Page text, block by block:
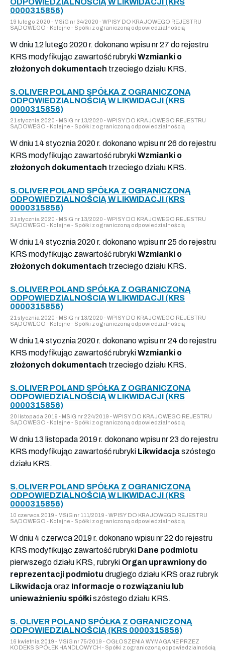
0000315856)
19 lutego 2020 - MSiG nr 34/2020 - WPISY DO KRAJOWEGO REJESTRU
SĄDOWEGO - Kolejne - Spółki z ograniczoną odpowiedzialnością
W dniu 12 lutego 2020 r. dokonano wpisu nr 27 do rejestru
KRS modyfikując zawartość rubrykiWzmianki o
złożonych dokumentach trzeciego działu KRS.
S.OLIVER POLAND SPÓŁKA Z OGRANICZONĄ
ODPOWIEDZIALNOŚCIĄ W LIKWIDACJI (KRS
0000315856)
21 stycznia 2020 - MSiG nr 13/2020 - WPISY DO KRAJOWEGO REJESTRU
SĄDOWEGO - Kolejne - Spółki z ograniczoną odpowiedzialnością
W dniu 14 stycznia 2020 r. dokonano wpisu nr 26 do rejestru
KRS modyfikując zawartość rubrykiWzmianki o
złożonych dokumentach trzeciego działu KRS.
S.OLIVER POLAND SPÓŁKA Z OGRANICZONĄ
ODPOWIEDZIALNOŚCIĄ W LIKWIDACJI (KRS
0000315856)
21 stycznia 2020 - MSiG nr 13/2020 - WPISY DO KRAJOWEGO REJESTRU
SĄDOWEGO - Kolejne - Spółki z ograniczoną odpowiedzialnością
W dniu 14 stycznia 2020 r. dokonano wpisu nr 25 do rejestru
KRS modyfikując zawartość rubrykiWzmianki o
złożonych dokumentach trzeciego działu KRS.
S.OLIVER POLAND SPÓŁKA Z OGRANICZONĄ
ODPOWIEDZIALNOŚCIĄ W LIKWIDACJI (KRS
0000315856)
21 stycznia 2020 - MSiG nr 13/2020 - WPISY DO KRAJOWEGO REJESTRU
SĄDOWEGO - Kolejne - Spółki z ograniczoną odpowiedzialnością
W dniu 14 stycznia 2020 r. dokonano wpisu nr 24 do rejestru
KRS modyfikując zawartość rubrykiWzmianki o
złożonych dokumentach trzeciego działu KRS.
S.OLIVER POLAND SPÓŁKA Z OGRANICZONĄ
ODPOWIEDZIALNOŚCIĄ W LIKWIDACJI (KRS
0000315856)
20 listopada 2019 - MSiG nr 224/2019 - WPISY DO KRAJOWEGO REJESTRU
SĄDOWEGO - Kolejne - Spółki z ograniczoną odpowiedzialnością
W dniu 13 listopada 2019 r. dokonano wpisu nr 23 do rejestru
KRS modyfikując zawartość rubryki Likwidacjaszóstego
działu KRS.
S.OLIVER POLAND SPÓŁKA Z OGRANICZONĄ
ODPOWIEDZIALNOŚCIĄ W LIKWIDACJI (KRS
0000315856)
10 czerwca 2019 - MSiG nr 111/2019 - WPISY DO KRAJOWEGO REJESTRU
SĄDOWEGO - Kolejne - Spółki z ograniczoną odpowiedzialnością
W dniu 4 czerwca 2019 r. dokonano wpisu nr 22 do rejestru
KRS modyfikując zawartość rubryki Dane podmiotu
pierwszego działu KRS, rubryki Organ uprawniony do
reprezentacji podmiotu drugiego działu KRS oraz rubryk
Likwidacjaoraz Informacje o rozwiązaniu lub
unieważnieniu spółkiszóstego działu KRS.
S. OLIVER POLAND SPÓŁKA Z OGRANICZONĄ
ODPOWIEDZIALNOŚCIĄ (KRS 0000315856)
16 kwietnia 2019 - MSiG nr 75/2019 - OGŁOSZENIA WYMAGANE PRZEZ
KODEKS SPÓŁEK HANDLOWYCH - Spółki z ograniczoną odpowiedzialnością